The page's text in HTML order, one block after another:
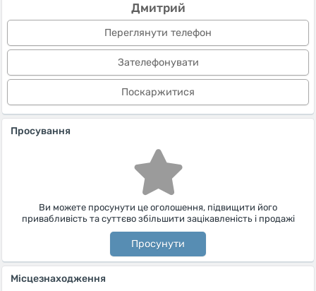
Дмитрий
Переглянути телефон
Зателефонувати
Поскаржитися
Просування
Ви можете просунути це оголошення, підвищити його
привабливість та суттєво збільшити зацікавленість і продажі
Просунути
Місцезнаходження